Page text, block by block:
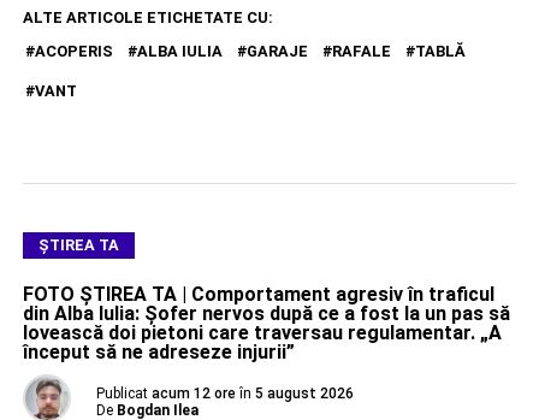
ALTE ARTICOLE ETICHETATE CU:
ACOPERIS
ALBA IULIA GARAJE RAFALE TABLĂ
VANT
ŞTIREA TA
FOTO ȘTIREA TA | Comportament agresiv în traficul
din Alba Iulia: Șofer nervos după ce a fost la un pas să
lovească doi pietoni care traversau regulamentar. „A
început să ne adreseze injurii”
Publicat acum 12 ore în 5 august 2026
De Bogdan Ilea